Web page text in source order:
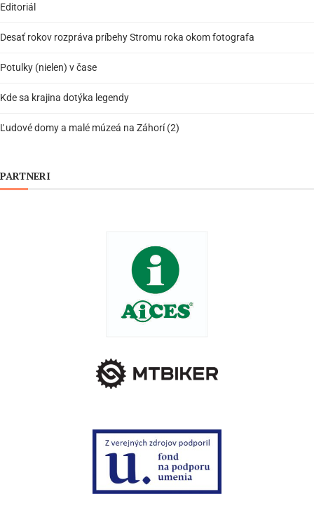
Editoriál
Desať rokov rozpráva príbehy Stromu roka okom fotografa
Potulky (nielen) v čase
Kde sa krajina dotýka legendy
Ľudové domy a malé múzeá na Záhorí (2)
PARTNERI